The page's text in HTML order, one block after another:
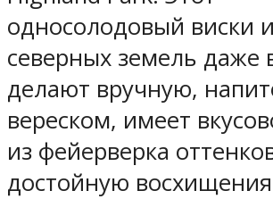
односолодовый виски
северных земель даже
делают вручную,
вереском, имеет
из фейерверка
достойную